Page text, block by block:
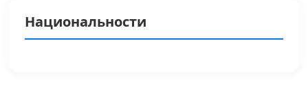
Национальности